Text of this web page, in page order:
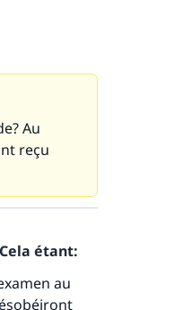
Au
reçu
étant:
au
de